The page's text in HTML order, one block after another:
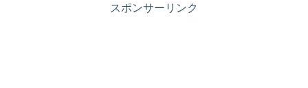
スポンサーリンク